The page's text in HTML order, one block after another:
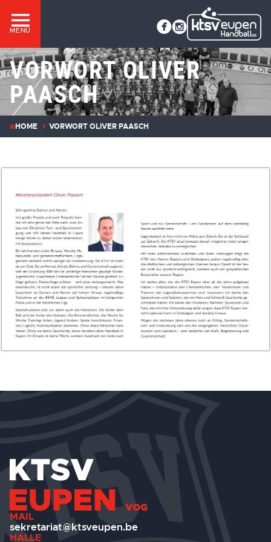
MENÜ
VORWORT OLIVER
PAASCH
HOME VORWORT OLIVER PAASCH
MAIL
sekretariat@ktsveupen.be
HALLE